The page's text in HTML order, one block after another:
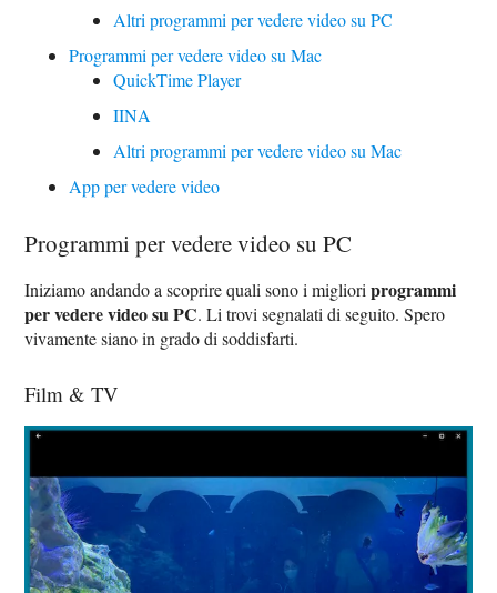
Altri programmi per vedere video su PC
Programmi per vedere video su Mac
QuickTime Player
IINA
Altri programmi per vedere video su Mac
App per vedere video
Programmi per vedere video su PC
Iniziamo andando a scoprire quali sono i miglioriprogrammi
per vedere video su PC. Li trovi segnalati di seguito. Spero
vivamente siano in grado di soddisfarti.
Film & TV